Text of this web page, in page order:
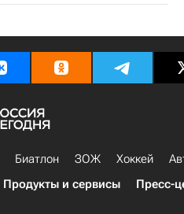
Биатлон ЗОЖ Хоккей
Продукты и сервисы Пресс-